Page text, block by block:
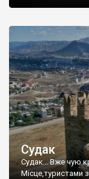
Судак
Судак... Вже чую
Місце,туристами